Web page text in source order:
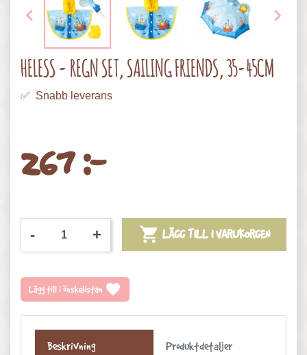
 
HELESS - REGN SET, SAILING FRIENDS, 35-45CM
✅ Snabb leverans
267 :-
- +  LÄGG TILL I VARUKORGEN
Lägg till i önskelistan favorite
Beskrivning Produktdetaljer